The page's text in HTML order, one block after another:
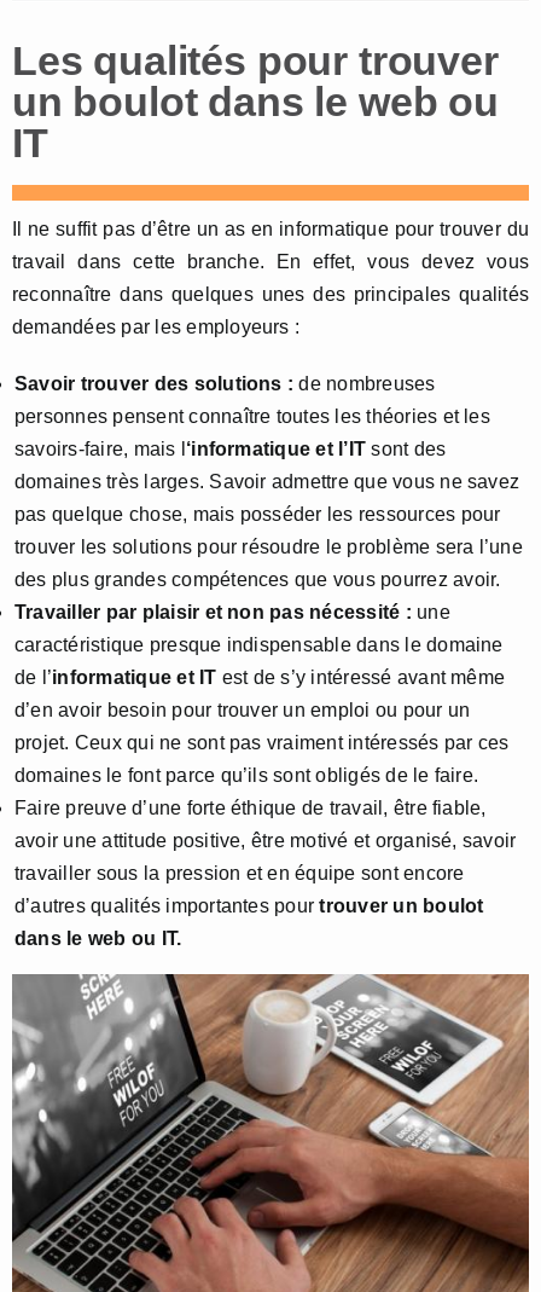
Les qualités pour trouver
un boulot dans le web ou
IT
Il ne suffit pas d’être un as en informatique pour trouver du
travail dans cette branche. En effet, vous devez vous
reconnaître dans quelques unes des principales qualités
demandées par les employeurs :
Savoir trouver des solutions :de nombreuses
personnes pensent connaître toutes les théories et les
savoirs-faire, mais l ‘informatique et l’IT sont des
domaines très larges. Savoir admettre que vous ne savez
pas quelque chose, mais posséder les ressources pour
trouver les solutions pour résoudre le problème sera l’une
des plus grandes compétences que vous pourrez avoir.
Travailler par plaisir et non pas nécessité : une
caractéristique presque indispensable dans le domaine
de l’informatique et IT est de s’y intéressé avant même
d’en avoir besoin pour trouver un emploi ou pour un
projet. Ceux qui ne sont pas vraiment intéressés par ces
domaines le font parce qu’ils sont obligés de le faire.
Faire preuve d’une forte éthique de travail, être fiable,
avoir une attitude positive, être motivé et organisé, savoir
travailler sous la pression et en équipe sont encore
d’autres qualités importantes pourtrouver un boulot
dans le web ou IT.